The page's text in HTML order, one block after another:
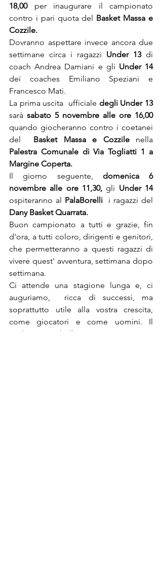
18,00 per inaugurare il campionato
contro i pari quota del Basket Massa e
Cozzile.
Dovranno aspettare invece ancora due
settimane circa i ragazzi Under 13 di
coach Andrea Damiani e gli Under 14
dei coaches Emiliano Speziani e
Francesco Mati.
La prima uscita ufficiale degli Under 13
sarà sabato 5 novembre alle ore 16,00
quando giocheranno contro i coetanei
del Basket Massa e Cozzile
Palestra Comunale di Via Togliatti 1 a
Margine Coperta.
Il giorno seguente, domenica 6
novembre alle ore 11,30, gli Under 14
ospiteranno al PalaBorelli
Dany Basket Quarrata.
Buon campionato a tutti e grazie, fin
d'ora, a tutti coloro, dirigenti e genitori,
che permetteranno a questi ragazzi di
vivere quest' avventura, settimana dopo
settimana.
Ci attende una stagione lunga e, ci
auguriamo,  ricca di successi, ma
soprattutto utile alla vostra crescita,
come giocatori e come uomini. Il
risultato più bello per tutti noi, sarà